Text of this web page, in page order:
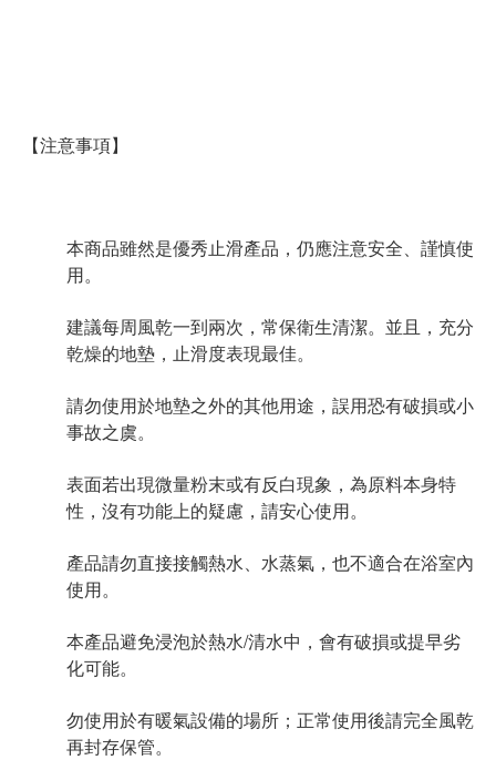
【注意事項】
本商品雖然是優秀止滑產品，仍應注意安全、謹慎使
用。
建議每周風乾一到兩次，常保衛生清潔。並且，充分
乾燥的地墊，止滑度表現最佳。
請勿使用於地墊之外的其他用途，誤用恐有破損或小
事故之虞。
表面若出現微量粉末或有反白現象，為原料本身特
性，沒有功能上的疑慮，請安心使用。
產品請勿直接接觸熱水、水蒸氣，也不適合在浴室內
使用。
本產品避免浸泡於熱水/清水中，會有破損或提早劣
化可能。
勿使用於有暖氣設備的場所；正常使用後請完全風乾
再封存保管。